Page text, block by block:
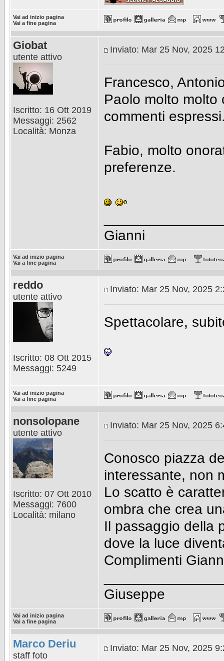
Vai ad inizio pagina
Vai a fine pagina
Giobat
utente attivo
Iscritto: 16 Ott 2019
Messaggi: 2562
Località: Monza
Inviato: Mar 25 Nov, 2025
Francesco,
Paolo molto
commenti
Fabio, molto
preferenze.
Gianni
Vai ad inizio pagina
Vai a fine pagina
reddo
utente attivo
Iscritto: 08 Ott 2015
Messaggi: 5249
Inviato: Mar 25 Nov, 2025
Spettacolare,
Vai ad inizio pagina
Vai a fine pagina
nonsolopane
utente attivo
Iscritto: 07 Ott 2010
Messaggi: 7600
Località: milano
Inviato: Mar 25 Nov, 2025
Conosco piazza
interessante, non
Lo scatto è
ombra che crea
Il passaggio della
dove la luce
Complimenti
Giuseppe
Vai ad inizio pagina
Vai a fine pagina
Marco Deriu
staff foto
Inviato: Mar 25 Nov, 2025